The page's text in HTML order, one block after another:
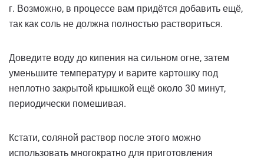
г. Возможно, в процессе вам придётся добавить ещё,
так как соль не должна полностью раствориться.
Доведите воду до кипения на сильном огне, затем
уменьшите температуру и варите картошку под
неплотно закрытой крышкой ещё около 30 минут,
периодически помешивая.
Кстати, соляной раствор после этого можно
использовать многократно для приготовления